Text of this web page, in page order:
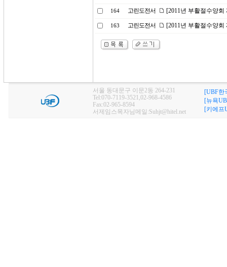
164 고린도전서 [2011년 부활절수양
163 고린도전서 [2011년 부활절수양
서울 동대문구 이문2동 264-231
Tel:070-7119-3521,02-968-4586
Fax:02-965-8594
서제임스목자님메일:Suhjt@hitel.net
[UBF한
[뉴욕
[키에프